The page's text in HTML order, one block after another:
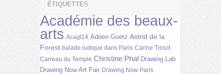
ÉTIQUETTES
Académie des beaux-
arts Acagl14 Adrien Goetz Astrid de la
Forest balade ludique dans Paris Carine Tissot
Carreau du Temple Christine Phal Drawing Lab
Drawing Now Art Fair Drawing Now Paris